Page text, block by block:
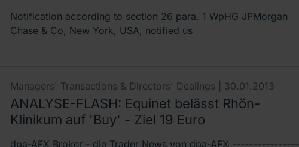
Notification according to section 26 para. 1 WpHG JPMorgan
Chase & Co, New York, USA, notified us
Managers' Transactions & Directors' Dealings | 30.01.2013
ANALYSE-FLASH: Equinet belässt Rhön-
Klinikum auf 'Buy' - Ziel 19 Euro
dpa-AFX Broker - die Trader News von dpa-AFX ----------------